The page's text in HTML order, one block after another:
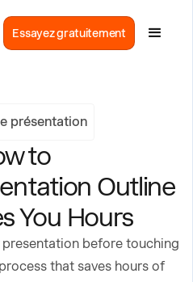
Essayez gratuitement
présentation
to
Outline
You Hours
before touching
that saves hours of